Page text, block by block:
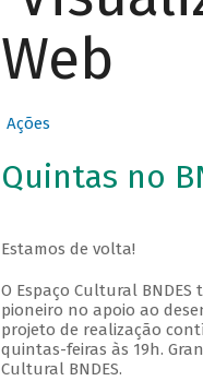
Web
Ações
Quintas no
Estamos de volta!
O Espaço Cultural
pioneiro no apoio ao
projeto de realização
quintas-feiras às 19h.
Cultural BNDES.